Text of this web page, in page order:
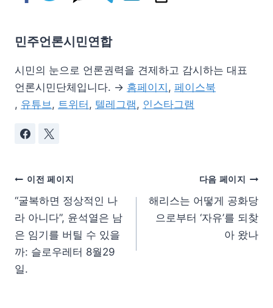
민주언론시민연합
시민의 눈으로 언론권력을 견제하고 감시하는 대표
언론시민단체입니다. → 홈페이지 , 페이스북
, 유튜브, 트위터 , 텔레그램, 인스타그램
이전 페이지
“굴복하면 정상적인 나
라 아니다”, 윤석열은 남
은 임기를 버틸 수 있을
까: 슬로우레터 8월29
일.
다음 페이지
해리스는 어떻게 공화당
으로부터 ‘자유’를 되찾
아 왔나